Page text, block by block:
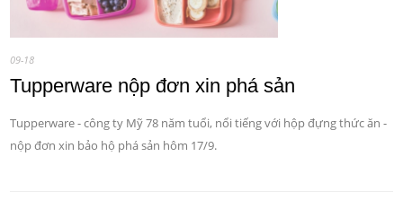
09-18
Tupperware nộp đơn xin phá sản
Tupperware - công ty Mỹ 78 năm tuổi, nổi tiếng với hộp đựng thức ăn -
nộp đơn xin bảo hộ phá sản hôm 17/9.